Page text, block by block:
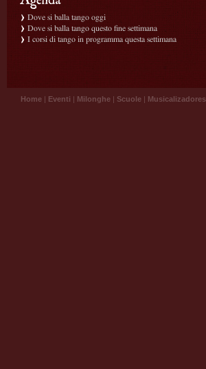
Dove si balla tango oggi
Dove si balla tango questo fine settimana
I corsi di tango in programma questa settimana
Home | Eventi | Milonghe | Scuole | Musicalizadores